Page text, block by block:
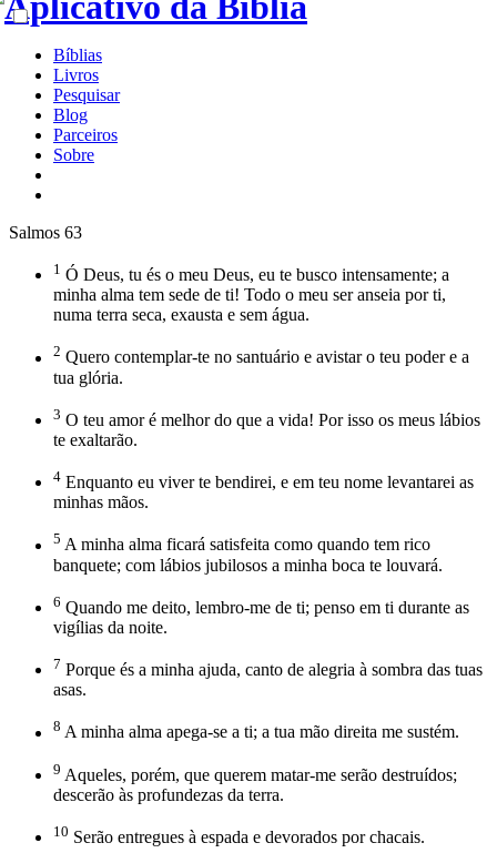
Bíblias
Livros
Pesquisar
Blog
Parceiros
Sobre
Salmos 63
1 Ó Deus, tu és o meu Deus, eu te busco intensamente; a
minha alma tem sede de ti! Todo o meu ser anseia por ti,
numa terra seca, exausta e sem água.
2 Quero contemplar-te no santuário e avistar o teu poder e a
tua glória.
3 O teu amor é melhor do que a vida! Por isso os meus lábios
te exaltarão.
4 Enquanto eu viver te bendirei, e em teu nome levantarei as
minhas mãos.
5 A minha alma ficará satisfeita como quando tem rico
banquete; com lábios jubilosos a minha boca te louvará.
6 Quando me deito, lembro-me de ti; penso em ti durante as
vigílias da noite.
7 Porque és a minha ajuda, canto de alegria à sombra das tuas
asas.
8 A minha alma apega-se a ti; a tua mão direita me sustém.
9 Aqueles, porém, que querem matar-me serão destruídos;
descerão às profundezas da terra.
10 Serão entregues à espada e devorados por chacais.